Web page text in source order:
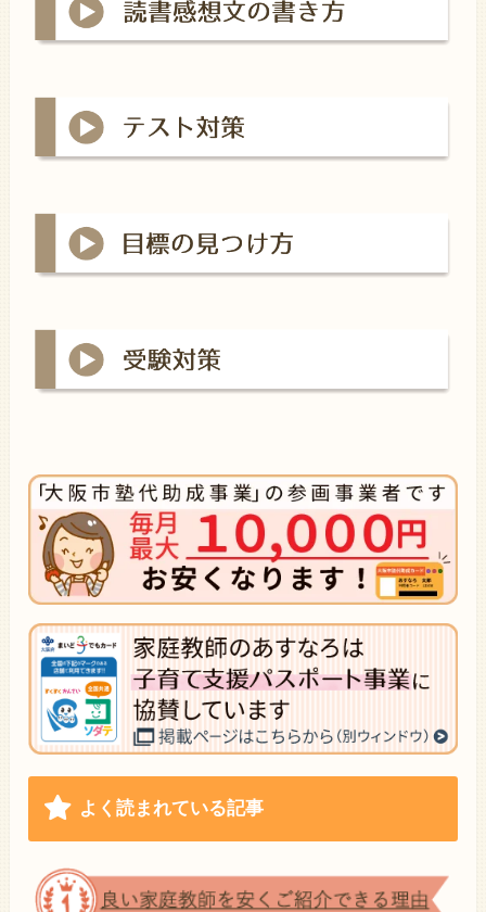
よく読まれている記事